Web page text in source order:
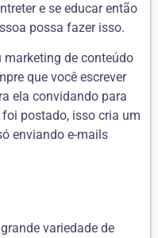
e se educar então
possa fazer isso.
marketing de conteúdo
que você escrever
ela convidando para
postado, isso cria um
enviando e-mails
variedade de